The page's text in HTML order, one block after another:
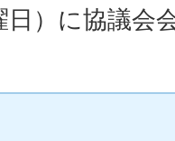
）に協議会